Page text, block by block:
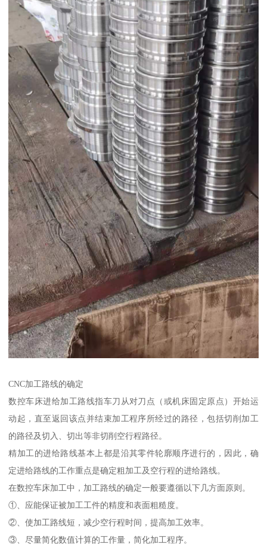
CNC加工路线的确定
数控车床进给加工路线指车刀从对刀点（或机床固定原点）开始运
动起，直至返回该点并结束加工程序所经过的路径，包括切削加工
的路径及切入、切出等非切削空行程路径。
精加工的进给路线基本上都是沿其零件轮廓顺序进行的，因此，确
定进给路线的工作重点是确定粗加工及空行程的进给路线。
在数控车床加工中，加工路线的确定一般要遵循以下几方面原则。
①、应能保证被加工工件的精度和表面粗糙度。
②、使加工路线短，减少空行程时间，提高加工效率。
③、尽量简化数值计算的工作量，简化加工程序。